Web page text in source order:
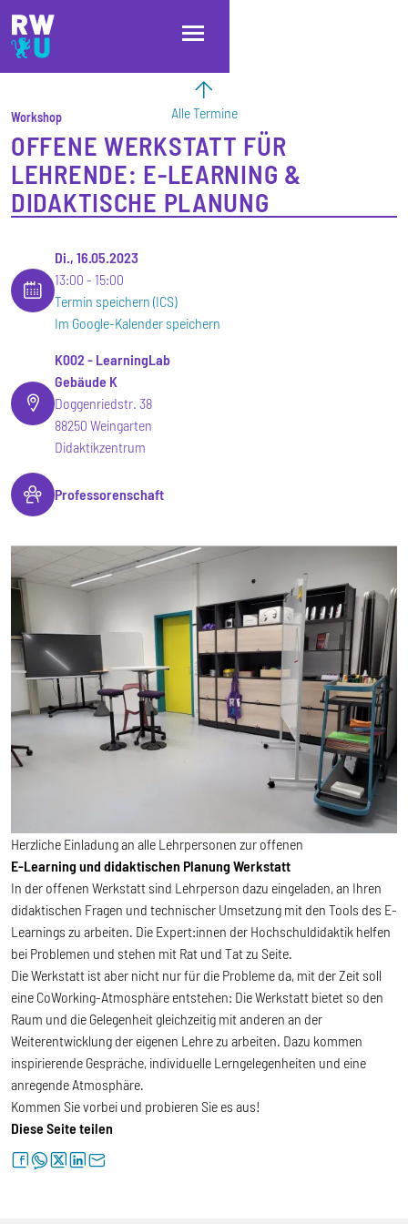
Direkt zum Inhalt
Direkt zur Hauptnavigation
Direkt zum Fußbereich
Alle Termine
Workshop
OFFENE WERKSTATT FÜR
LEHRENDE: E-LEARNING &
DIDAKTISCHE PLANUNG
Di., 16.05.2023
13:00
15:00
Termin speichern (ICS)
Im Google-Kalender speichern
K002 - LearningLab
Gebäude K
Doggenriedstr. 38
88250 Weingarten
Didaktikzentrum
Professorenschaft
Herzliche Einladung an alle Lehrpersonen zur offenen
E-Learning und didaktischen Planung Werkstatt
In der offenen Werkstatt sind Lehrperson dazu eingeladen, an Ihren
didaktischen Fragen und technischer Umsetzung mit den Tools des E-
Learnings zu arbeiten. Die Expert:innen der Hochschuldidaktik helfen
bei Problemen und stehen mit Rat und Tat zu Seite.
Die Werkstatt ist aber nicht nur für die Probleme da, mit der Zeit soll
eine CoWorking-Atmosphäre entstehen: Die Werkstatt bietet so den
Raum und die Gelegenheit gleichzeitig mit anderen an der
Weiterentwicklung der eigenen Lehre zu arbeiten. Dazu kommen
inspirierende Gespräche, individuelle Lerngelegenheiten und eine
anregende Atmosphäre.
Kommen Sie vorbei und probieren Sie es aus!
Diese Seite teilen
facebookwhatsapptwitterlinkedinletter